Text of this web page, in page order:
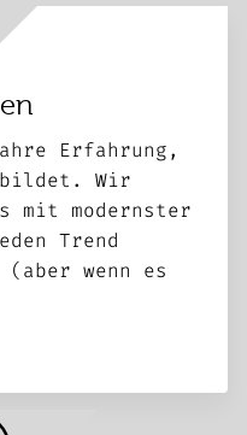
Erfahrung,
Wir
mit modern­ster
Trend
(aber wenn es